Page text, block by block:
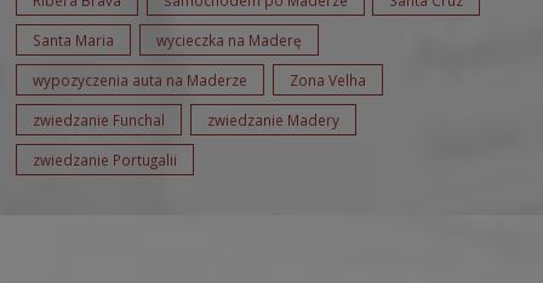
Santa Maria wycieczka na Maderę
wypozyczenia auta na Maderze Zona Velha
zwiedzanie Funchal zwiedzanie Madery
zwiedzanie Portugalii